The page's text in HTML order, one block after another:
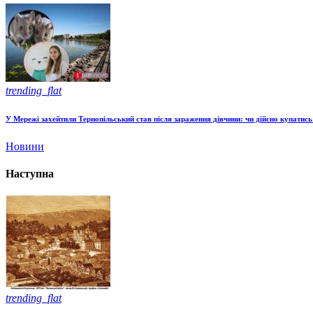
trending_flat
У Мережі захейтили Тернопільський став після зараження дівчини: чи дійсно купатись
Новини
Наступна
trending_flat